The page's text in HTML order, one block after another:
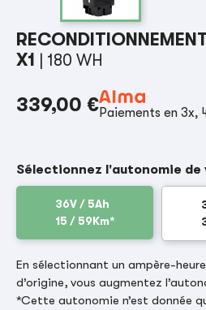
X1
| 180 WH
339,00 €Paiements en 3x,
Sélectionnez l'autonomie
36V / 5Ah
15 / 59Km*
En sélectionnant un ampère-
d’origine, vous augmentez
*Cette autonomie n’est donnée